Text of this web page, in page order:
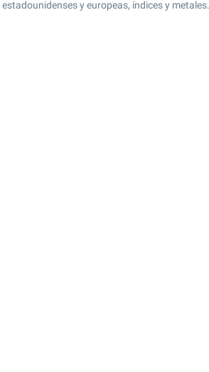
y europeas, índices y metales.